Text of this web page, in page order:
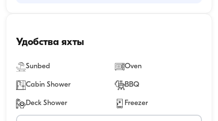
Удобства яхты
Sunbed Oven
Cabin Shower BBQ
Deck Shower Freezer